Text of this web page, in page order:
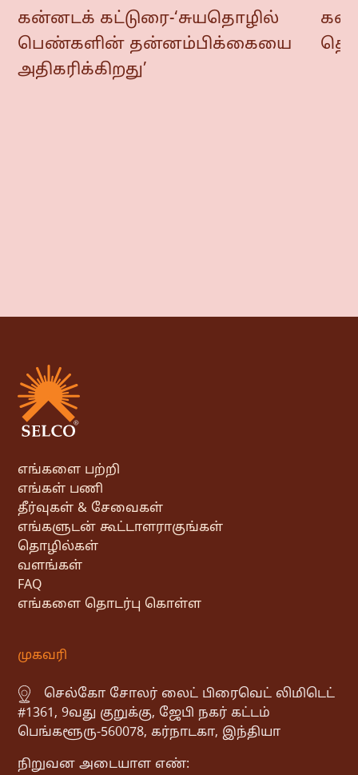
கன்னடக் கட்டுரை-‘சுயதொழில்
பெண்களின் தன்னம்பிக்கையை
அதிகரிக்கிறது’
எங்களை பற்றி
எங்கள் பணி
தீர்வுகள் & சேவைகள்
எங்களுடன் கூட்டாளராகுங்கள்
தொழில்கள்
வளங்கள்
FAQ
எங்களை தொடர்பு கொள்ள
முகவரி
செல்கோ சோலர் லைட் பிரைவெட் லிமிடெட்
#1361, 9வது குறுக்கு, ஜேபி நகர் கட்டம்
பெங்களூரு-560078, கர்நாடகா, இந்தியா
நிறுவன அடையாள எண்: